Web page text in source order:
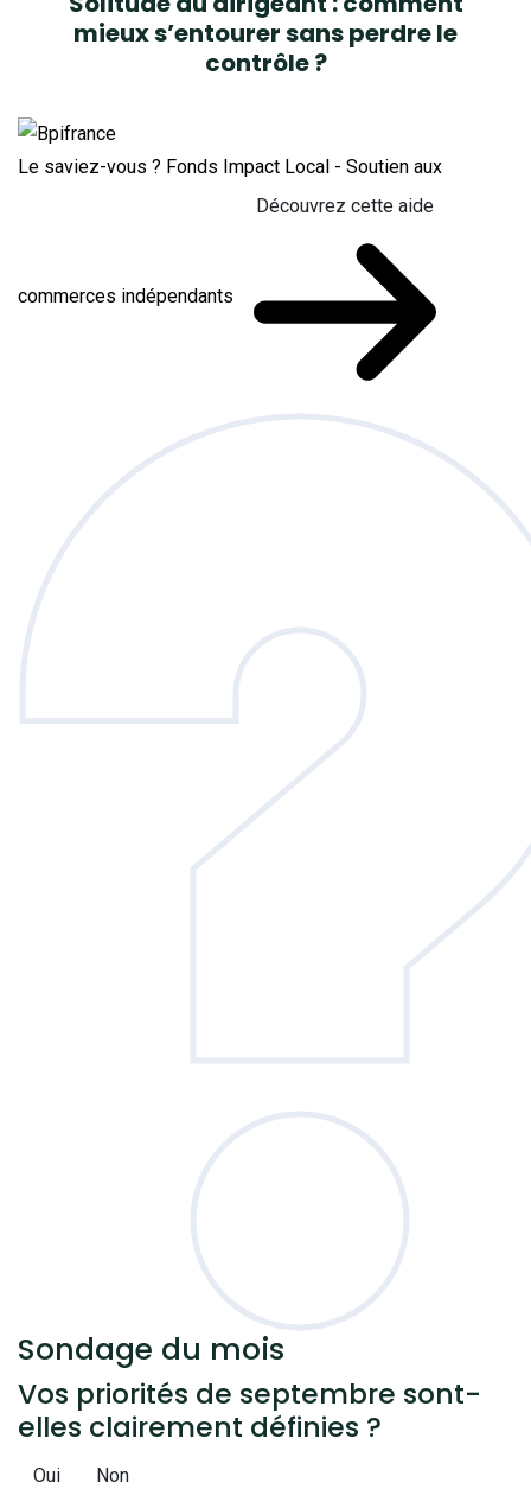
mieux s’entourer sans perdre le
contrôle ?
Le saviez-vous ? Fonds Impact Local - Soutien aux
commerces indépendants
Découvrez cette aide
Sondage du mois
Vos priorités de septembre sont-
elles clairement définies ?
Oui
Non